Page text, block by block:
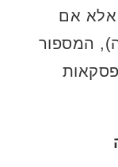
אלא אם
המספור